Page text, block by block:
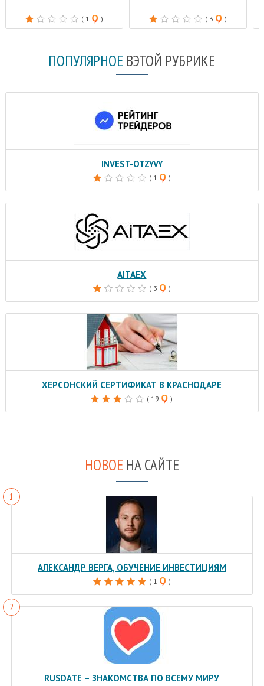
( 1 ) ( 3 )
ПОПУЛЯРНОЕ ВЭТОЙ РУБРИКЕ
INVEST-OTZYVY
( 1 )
AITAEX
( 3 )
ХЕРСОНСКИЙ СЕРТИФИКАТ В КРАСНОДАРЕ
( 19 )
НОВОЕ НА САЙТЕ
АЛЕКСАНДР ВЕРГА, ОБУЧЕНИЕ ИНВЕСТИЦИЯМ
( 1 )
RUSDATE – ЗНАКОМСТВА ПО ВСЕМУ МИРУ